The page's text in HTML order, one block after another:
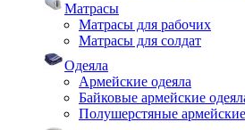
Матрасы
Матрасы для рабочих
Матрасы для солдат
Одеяла
Армейские одеяла
Байковые армейские
Полушерстяные